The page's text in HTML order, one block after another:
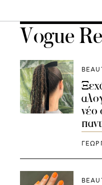
Vogue
νέο